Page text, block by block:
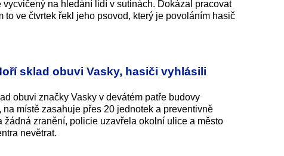
na hledání lidí v sutinách. Dokázal pracovat
ve čtvrtek řekl jeho psovod, který je povoláním hasič
sklad obuvi Vasky, hasiči vyhlásili
obuvi značky Vasky v devátém patře budovy
místě zasahuje přes 20 jednotek a preventivně
zranění, policie uzavřela okolní ulice a město
nevětrat.